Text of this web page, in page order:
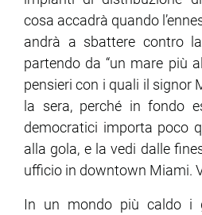
cosa accadrà quando
andrà a sbattere contro
partendo da “un mare più
pensieri con i quali il signor
la sera, perché in fondo
democratici importa poco
alla gola, e la vedi dalle
ufficio in downtown Miami.
In un mondo più caldo i